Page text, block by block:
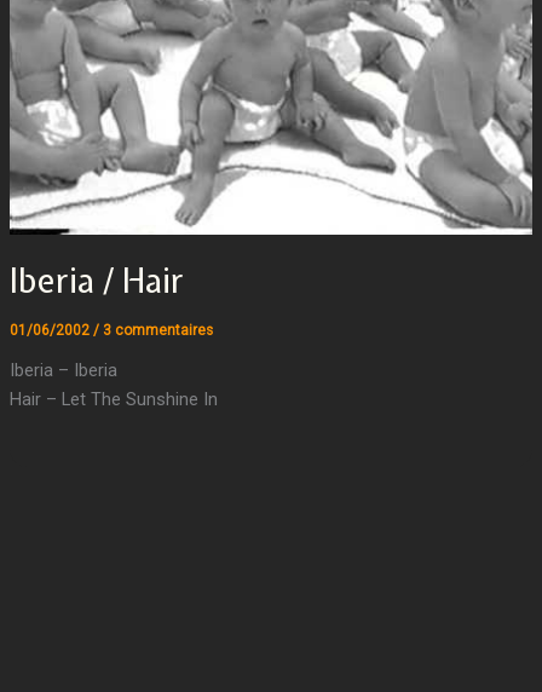
Iberia / Hair
01/06/2002 / 3 commentaires
Iberia – Iberia
Hair – Let The Sunshine In